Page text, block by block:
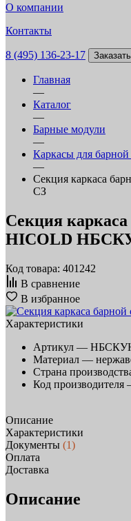
О компании
Контакты
8 (495) 136-23-17
Главная
—
Каталог
—
Барные модули
—
Каркасы для барной
—
Секция каркаса
СЗ
Секция
HICOLD
Код товара: 401242
В сравнение
В избранное
Характеристики
Артикул —
Материал —
Страна
Код
Описание
Характеристики
Документы (1)
Оплата
Доставка
Описание